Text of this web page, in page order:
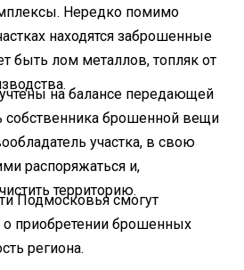
Нередко помимо
находятся заброшенные
быть лом металлов, топляк от
на балансе передающей
собственника брошенной вещи
участка, в свою
распоряжаться и,
территорию.
Подмосковья смогут
приобретении брошенных
региона.